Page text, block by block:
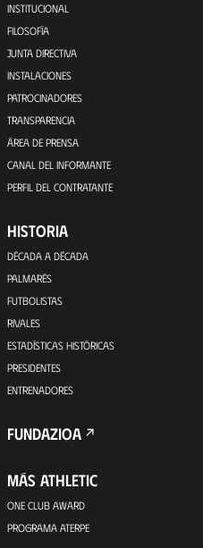
INSTITUCIONAL
FILOSOFÍA
JUNTA DIRECTIVA
INSTALACIONES
PATROCINADORES
TRANSPARENCIA
ÁREA DE PRENSA
CANAL DEL INFORMANTE
PERFIL DEL CONTRATANTE
HISTORIA
DÉCADA A DÉCADA
PALMARÉS
FUTBOLISTAS
RIVALES
ESTADÍSTICAS HISTÓRICAS
PRESIDENTES
ENTRENADORES
FUNDAZIOA
MÁS ATHLETIC
ONE CLUB AWARD
PROGRAMA ATERPE